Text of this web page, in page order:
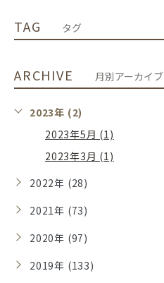
TAG タグ
ARCHIVE 月別アーカイブ
2023年 (2)
2023年5月 (1)
2023年3月 (1)
2022年 (28)
2021年 (73)
2020年 (97)
2019年 (133)